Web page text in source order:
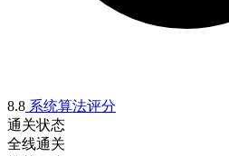
8.8 系统算法评分
通关状态
全线通关